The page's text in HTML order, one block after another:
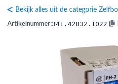
(Expansievaten)
(Flexibele slangen)
Bekijk alles uit de categorie
Artikelnummer:341.42032.1022